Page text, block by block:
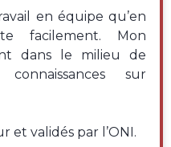
en équipe qu’en
facilement. Mon
dans le milieu de
sur
et validés par l’ONI.